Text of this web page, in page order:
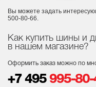
Как купить шины и
в нашем магазине?
Оформить заказ можно по
+7 495 995-80-
Вы можете задать
500-80-66.